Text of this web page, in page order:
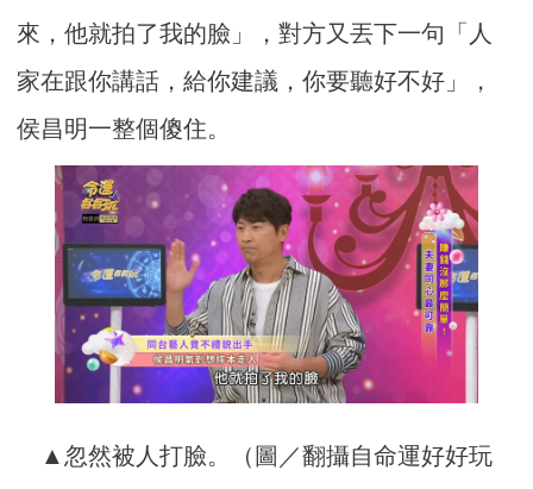
來，他就拍了我的臉」，對方又丟下一句「人
家在跟你講話，給你建議，你要聽好不好」，
侯昌明一整個傻住。
▲忽然被人打臉。（圖／翻攝自命運好好玩